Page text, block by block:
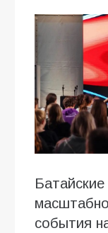
события